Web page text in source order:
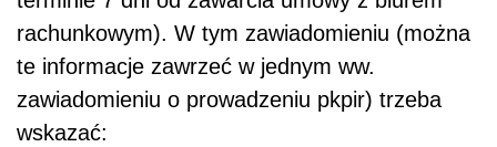
rachunkowym). W tym zawiadomieniu (można
te informacje zawrzeć w jednym ww.
zawiadomieniu o prowadzeniu pkpir) trzeba
wskazać: